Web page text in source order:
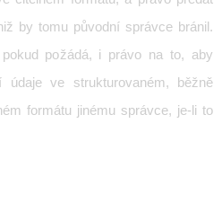
by tomu původní správce bránil.
požádá, i právo na to, aby
údaje ve strukturovaném, běžně
formátu jinému správce, je-li to